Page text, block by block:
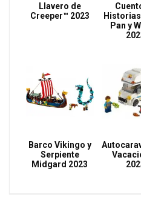
Llavero de
Creeper™ 2023
Pan y
Barco Vikingo y
Serpiente
Midgard 2023